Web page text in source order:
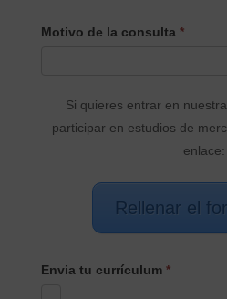
CONTACTO
Motivo de la consulta *
Si quieres entrar en
participar en estudios de
enlace:
Rellenar el
Envia tu currículum *